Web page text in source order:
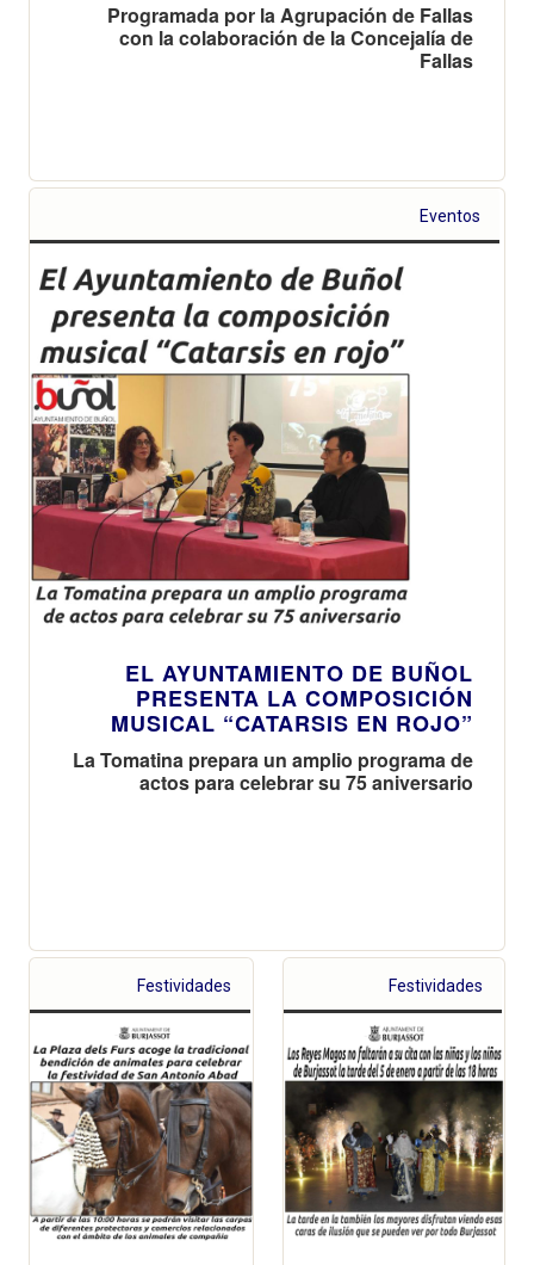
Programada por la Agrupación de Fallas
con la colaboración de la Concejalía de
Fallas
Eventos
EL AYUNTAMIENTO DE BUÑOL
PRESENTA LA COMPOSICIÓN
MUSICAL “CATARSIS EN ROJO”
La Tomatina prepara un amplio programa de
actos para celebrar su 75 aniversario
Festividades Festividades